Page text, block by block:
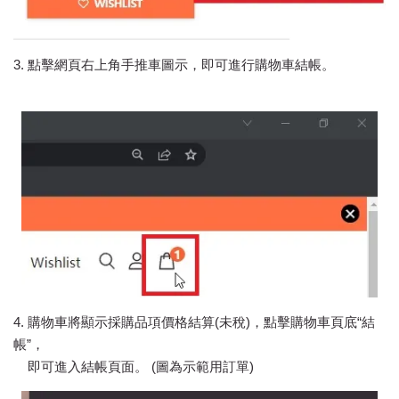
3. 點擊網頁右上角手推車圖示，即可進行購物車結帳。
4. 購物車將顯示採購品項價格結算(未稅)，點擊購物車頁底“結
帳”，
即可進入結帳頁面。 (圖為示範用訂單)